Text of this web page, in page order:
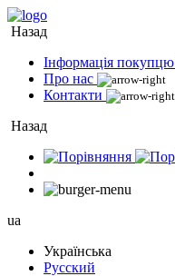
Назад
Інформація покупцю
Про нас
Контакти
Назад
ua
Українська
Русский